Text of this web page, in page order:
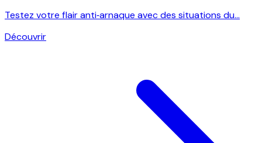
Testez votre flair anti‑arnaque avec des situations du...
Découvrir